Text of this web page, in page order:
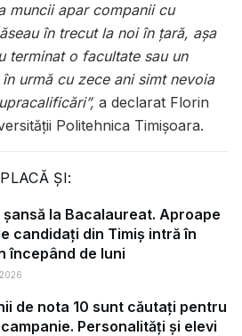
muncii apar companii cu
în trecut la noi în țară, așa
terminat o facultate sau un
urmă cu zece ani simt nevoia
a declarat Florin
Politehnica Timișoara.
ȘI:
șansă la Bacalaureat. Aproape
candidați din Timiș intră în
începând de luni
de nota 10 sunt căutați pentru
Personalități și elevi